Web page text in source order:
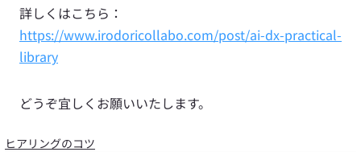
詳しくはこちら：
https://www.irodoricollabo.com/post/ai-dx-practical-
library
どうぞ宜しくお願いいたします。
ヒアリングのコツ